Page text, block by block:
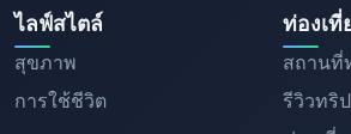
ไลฟ์สไตล์
สุขภาพ
การใช้ชีวิต
ท่องเที่
สถานที่
รีวิวทริป